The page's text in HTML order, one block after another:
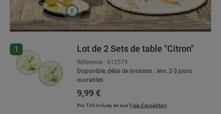
8
Ignorer la galerie de produits
1 Lot de 2 Sets de table "Citron"
Référence : 612579
Disponible, délai de livraison : env. 2-3 jours
ouvrables
Prix régulier :
9,99 €
Prix TVA incluse, en sus Frais d'expédition